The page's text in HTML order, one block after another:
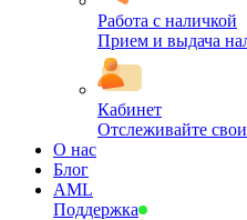
Работа с наличкой
Прием и выдача
Кабинет
Отслеживайте
О нас
Блог
AML
Поддержка